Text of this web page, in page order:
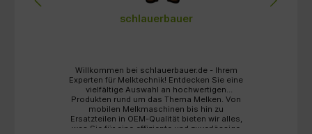
schlauerbauer
Willkommen bei schlauerbauer.de - Ihrem
Experten für Melktechnik! Entdecken Sie eine
vielfältige Auswahl an hochwertigen
Produkten rund um das Thema Melken. Von
mobilen Melkmaschinen bis hin zu
Ersatzteilen in OEM-Qualität bieten wir alles,
was Sie für eine effiziente und zuverlässige